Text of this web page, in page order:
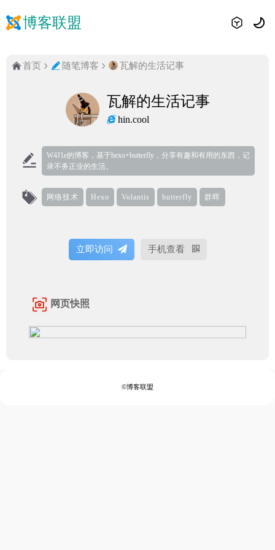
博客联盟
首页 随笔博客 瓦解的生活记事
瓦解的生活记事
hin.cool
W4J1e的博客，基于hexo+butterfly，分享有趣和有用的东西，记
录不务正业的生活。
网络技术 Hexo Volantis butterfly 群晖
立即访问 手机查看
网页快照
©博客联盟